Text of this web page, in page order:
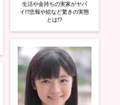
生活や金持ちの実家がヤバ
イ!?悲報や絵など驚きの実態
とは!?